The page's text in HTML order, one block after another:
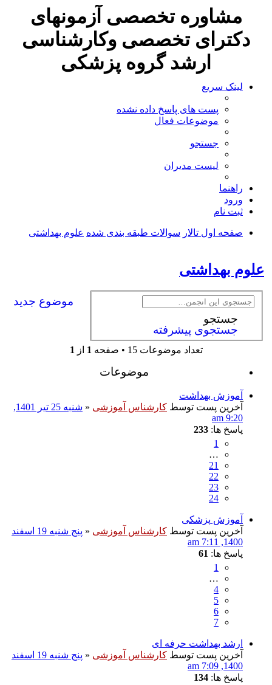
مشاوره تخصصی آزمونهای
دکترای تخصصی وکارشناسی
ارشد گروه پزشکی
لینک سریع
پست های پاسخ داده نشده
موضوعات فعال
جستجو
لیست مدیران
راهنما
ورود
ثبت نام
صفحه اول تالار سوالات طبقه بندی شده علوم بهداشتی
علوم بهداشتی
موضوع جدید
جستجو
جستجوی پیشرفته
تعداد موضوعات 15 • صفحه 1 از 1
موضوعات
آموزش بهداشت
آخرین پست توسط کارشناس آموزشی «
شنبه 25 تیر 1401,
9:20 am
پاسخ ها: 233
1
…
21
22
23
24
آموزش پزشکی
آخرین پست توسط کارشناس آموزشی «
پنج شنبه 19 اسفند
1400, 7:11 am
پاسخ ها: 61
1
…
4
5
6
7
ارشد بهداشت حرفه ای
آخرین پست توسط کارشناس آموزشی «
پنج شنبه 19 اسفند
1400, 7:09 am
پاسخ ها: 134